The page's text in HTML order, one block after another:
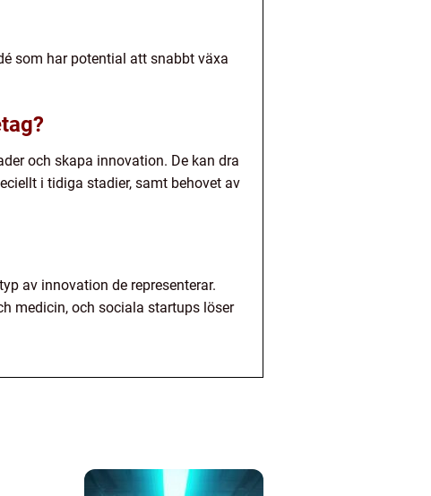
som har potential att snabbt växa
och skapa innovation. De kan dra
i tidiga stadier, samt behovet av
av innovation de representerar.
medicin, och sociala startups löser